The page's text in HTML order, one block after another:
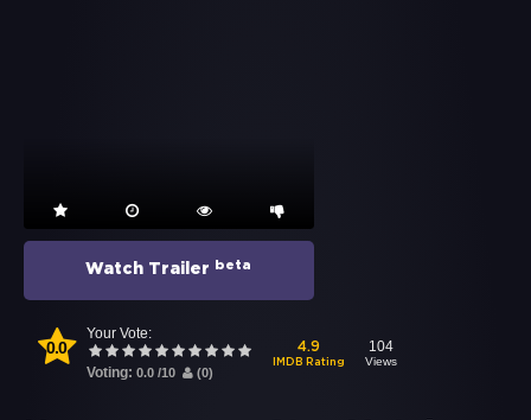
Watch Trailer beta
0.0
Your Vote:
Voting: 0.0 /10 (0)
4.9
IMDB Rating
104
Views